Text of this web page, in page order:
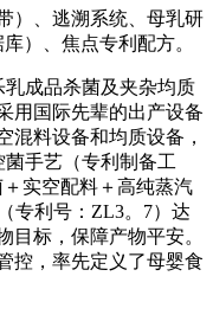
、逃溯系统、母乳研
）、焦点专利配方。
成品杀菌及夹杂均质
用国际先辈的出产设备
混料设备和均质设备，
手艺（专利制备工
实空配料＋高纯蒸汽
专利号：ZL3。7）达
目标，保障产物平安。
控，率先定义了母婴食